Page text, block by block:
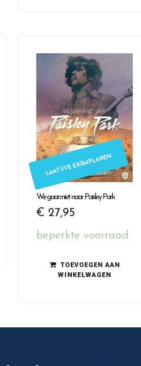
LAATSTE EXEMPLAREN
We gaan niet naar Paisley Park
€ 27,95
beperkte voorraad
TOEVOEGEN AAN
WINKELWAGEN